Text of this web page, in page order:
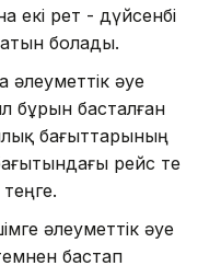
екі рет - дүйсенбі
болады.
әуе
бұрын басталған
бағыттарының
рейс те
әлеуметтік әуе
бастап